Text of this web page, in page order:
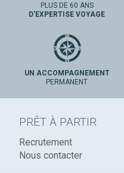
PLUS DE 60 ANS
D'EXPERTISE VOYAGE
UN ACCOMPAGNEMENT
PERMANENT
PRÊT À PARTIR
Recrutement
Nous contacter